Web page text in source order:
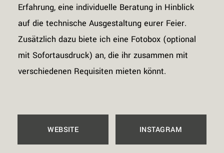
Erfahrung, eine individuelle Beratung in Hinblick
auf die technische Ausgestaltung eurer Feier.
Zusätzlich dazu biete ich eine Fotobox (optional
mit Sofortausdruck) an, die ihr zusammen mit
verschiedenen Requisiten mieten könnt.
INSTAGRAM
WEBSITE